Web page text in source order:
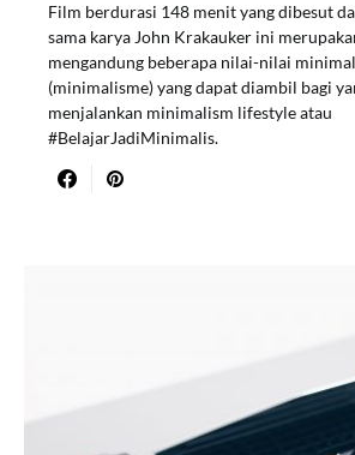
Film berdurasi 148 menit yang dibesut
sama karya John Krakauker ini
mengandung beberapa nilai-nilai
(minimalisme) yang dapat diambil bagi
menjalankan minimalism lifestyle atau
#BelajarJadiMinimalis.